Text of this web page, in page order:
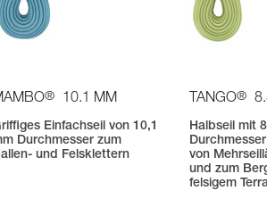
® 10.1 MM
Einfachseil von 10,1
Durchmesser zum
und Felsklettern
TANGO®
Halbseil mit
von
und zum
felsigem